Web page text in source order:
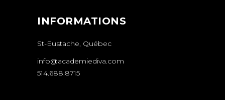
INFORMATIONS
St-Eustache, Québec
info@academiediva.com
514.688.8715